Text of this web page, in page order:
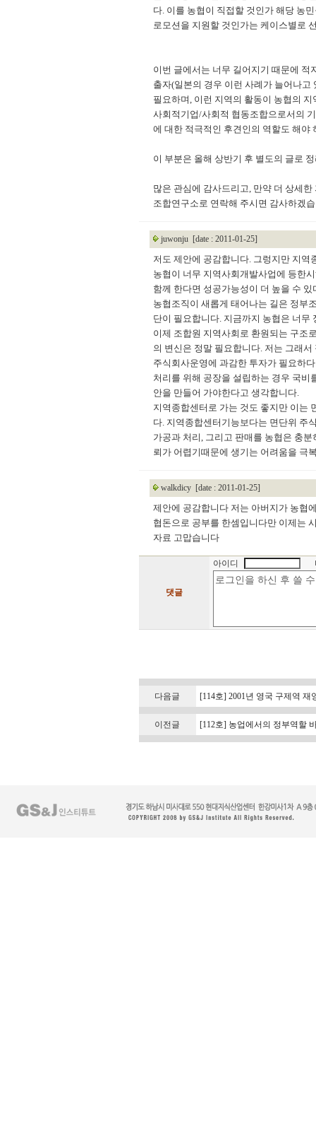
다. 이를 농협이 직접할 것인가 해당 농
로모션을 지원할 것인가는 케이스별로
이번 글에서는 너무 길어지기 때문에
출자(일본의 경우 이런 사례가 늘어나
필요하며, 이런 지역의 활동이 농협의
사회적기업/사회적 협동조합으로서의
에 대한 적극적인 후견인의 역할도 해야
이 부분은 올해 상반기 후 별도의 글로
많은 관심에 감사드리고, 만약 더 상세
조합연구소로 연락해 주시면 감사하겠
juwonju [date : 2011-01-25]
저도 제안에 공감합니다. 그렁지만 지
농협이 너무 지역사회개발사업에 등한
함께 한다면 성공가능성이 더 높을 수
농협조직이 새롭게 태어나는 길은 정부
단이 필요합니다. 지금까지 농협은 너
이제 조합원 지역사회로 환원되는 구조
의 변신은 정말 필요합니다. 저는 그래
주식회사운영에 과감한 투자가 필요하
처리를 위해 공장을 설립하는 경우 국
안을 만들어 가야한다고 생각합니다.
지역종합센터로 가는 것도 좋지만 이는
다. 지역종합센터기능보다는 면단위 주
가공과 처리, 그리고 판매를 농협은 충
뢰가 어렵기때문에 생기는 어려움을 극
walkdicy [date : 2011-01-25]
제안에 공감합니다 저는 아버지가 농협
협돈으로 공부를 한셈입니다만 이제는
자료 고맙습니다
댓글
아이디
다음글 [114호] 2001년 영국 구제역
이전글 [112호] 농업에서의 정부역할